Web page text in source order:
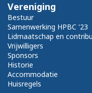
Vereniging
Bestuur
Samenwerking HPBC '23
Lidmaatschap en
Vrijwilligers
Sponsors
Historie
Accommodatie
Huisregels